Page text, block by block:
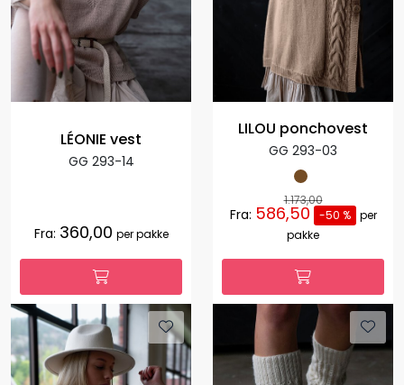
LÉONIE vest
GG 293-14
Fra: 360,00 per pakke
LILOU ponchovest
GG 293-03
1.173,00
Fra: 586,50 -50 %
per
pakke